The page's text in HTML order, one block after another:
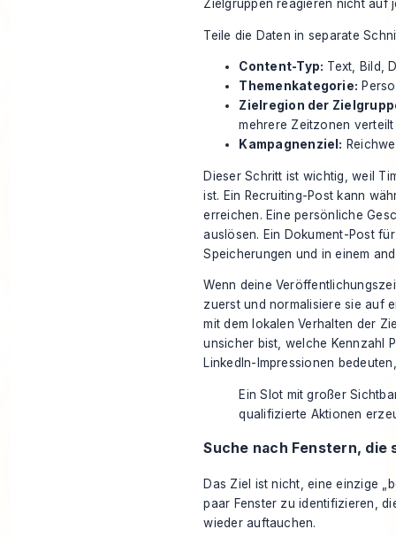
Zielgruppen reagieren nicht auf
Teile die Daten in separate
Content-Typ: Text, Bild,
Themenkategorie:
Zielregion der
mehrere Zeitzonen
Kampagnenziel:
Dieser Schritt ist wichtig, weil
ist. Ein Recruiting-Post kann
erreichen. Eine persönliche
auslösen. Ein Dokument-Post
Speicherungen und in einem
Wenn deine
zuerst und normalisiere sie auf
mit dem lokalen Verhalten der
unsicher bist, welche Kennzahl
LinkedIn-Impressionen bedeuten
Ein Slot mit großer
qualifizierte Aktionen
Suche nach Fenstern, die
Das Ziel ist nicht, eine einzige
paar Fenster zu identifizieren,
wieder auftauchen.